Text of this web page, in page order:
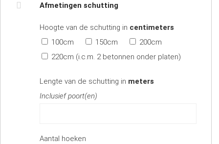
Afmetingen schutting
Hoogte van de schutting in centimeters
100cm
150cm
200cm
220cm (i.c.m. 2 betonnen onder platen)
Lengte van de schutting in meters
Inclusief poort(en)
Aantal hoeken